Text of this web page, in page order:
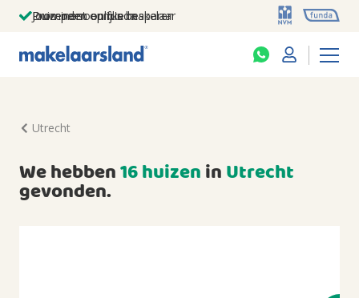
Jouw persoonlijke makelaar
Duizenden euro's besparen
Prominent op funda
Utrecht
We hebben16 huizeninUtrecht
gevonden.